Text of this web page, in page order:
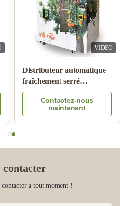
VIDEO
Distributeur automatique
fraîchement serré
automatique de jus
d'orange pour le message
publicitaire
Contactez-nous
maintenant
contacter
contacter à tout moment !